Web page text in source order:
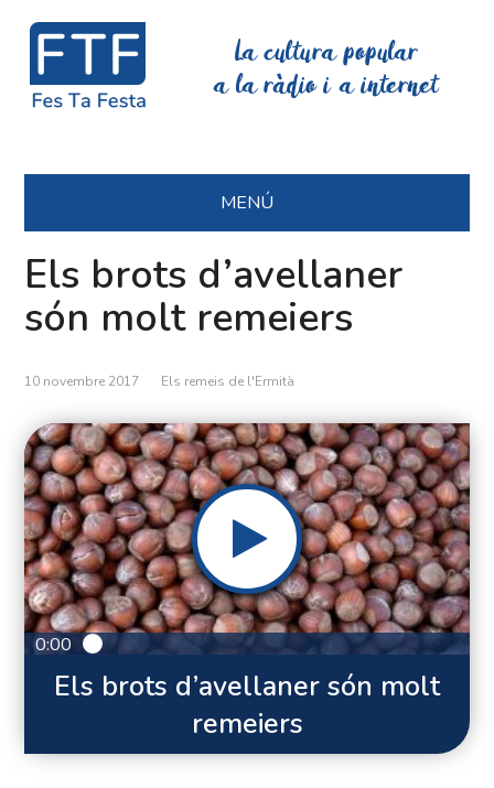
La cultura popular
a la ràdio i a internet
MENÚ
Els brots d’avellaner
són molt remeiers
10 novembre 2017 Els remeis de l'Ermità
0:00
Els brots d’avellaner són molt
remeiers